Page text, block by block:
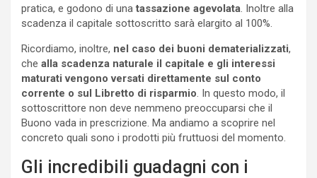
pratica, e godono di unatassazione agevolata . Inoltre alla
scadenza il capitale sottoscritto sarà elargito al 100%.
Ricordiamo, inoltre, nel caso dei buoni dematerializzati,
che alla scadenza naturale il capitale e gli interessi
maturati vengono versati direttamente sul conto
corrente o sul Libretto di risparmio . In questo modo, il
sottoscrittore non deve nemmeno preoccuparsi che il
Buono vada in prescrizione. Ma andiamo a scoprire nel
concreto quali sono i prodotti più fruttuosi del momento.
Gli incredibili guadagni con i